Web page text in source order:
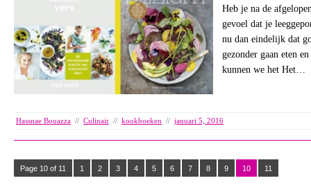
Heb je na de
gevoel dat je
nu dan eindelijk dat
gezonder gaan eten
kunnen we het Het…
Hassnae Bouazza // Culinair // kookboeken // januari 5, 2016
Page 10 of 11 1 2 3 4 5 6 7 8 9 10 11